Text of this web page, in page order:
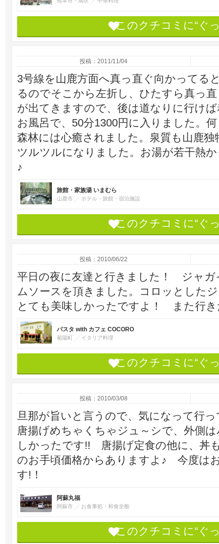
このクチコミに“ぐ
投稿：2011/11/04
3号線を山鹿方面へ真っ直ぐ向かってる
るのでそこから左折し、ひたすら真っ
が出てきますので、後は道なりに行け
お風呂で、50分1300円に入りました。
森林には心癒されました。泉質も山鹿
ツルツルになりました。お湯が若干熱
♪
旅館・家族湯 いまむら
山鹿市 ホテル・旅館・宿泊施設
このクチコミに“ぐ
投稿：2010/06/22
平日の夜に友達と行きました！ ジャガ
ムソースを頂きました。コロッとした
とても美味しかったですよ！ また行き
パスタ with カフェ COCORO
菊陽町 イタリア料理
このクチコミに“ぐ
投稿：2010/03/08
旦那が旨いと言うので、気になって行
唐揚げめちゃくちゃジュ～シで、外側
しかったです!! 唐揚げ定食の他に、丼
のお手頃価格からありますよ♪ 今度は
す!！
阿蘇丸福
阿蘇市 お食事処・和食全般
このクチコミに“ぐ